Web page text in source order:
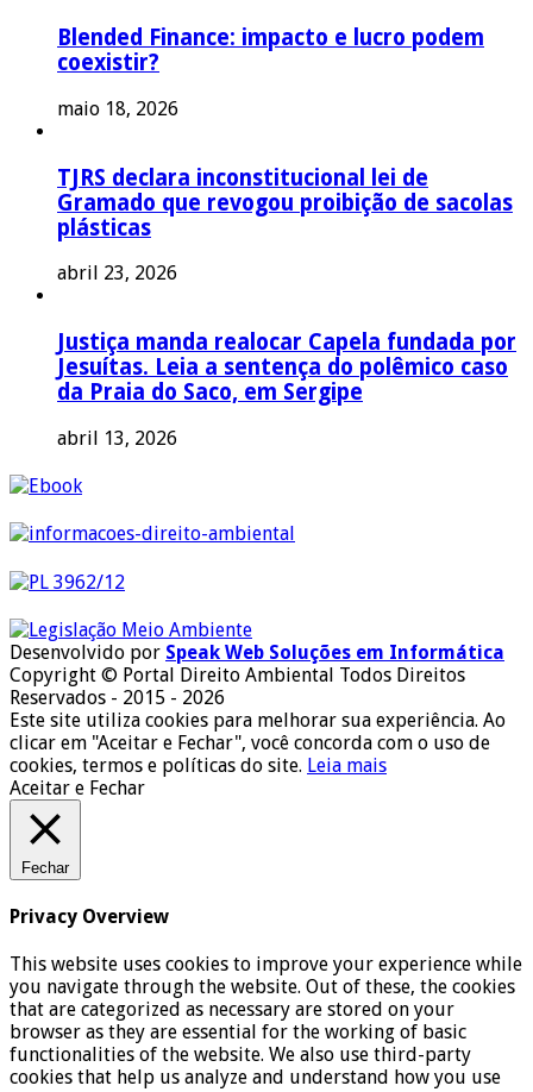
Blended Finance: impacto e lucro podem
coexistir?
maio 18, 2026
TJRS declara inconstitucional lei de
Gramado que revogou proibição de sacolas
plásticas
abril 23, 2026
Justiça manda realocar Capela fundada por
Jesuítas. Leia a sentença do polêmico caso
da Praia do Saco, em Sergipe
abril 13, 2026
Desenvolvido por Speak Web Soluções em Informática
Copyright © Portal Direito Ambiental Todos Direitos
Reservados - 2015 - 2026
Este site utiliza cookies para melhorar sua experiência. Ao
clicar em "Aceitar e Fechar", você concorda com o uso de
cookies, termos e políticas do site. Leia mais
Aceitar e Fechar
Fechar
Privacy Overview
This website uses cookies to improve your experience while
you navigate through the website. Out of these, the cookies
that are categorized as necessary are stored on your
browser as they are essential for the working of basic
functionalities of the website. We also use third-party
cookies that help us analyze and understand how you use